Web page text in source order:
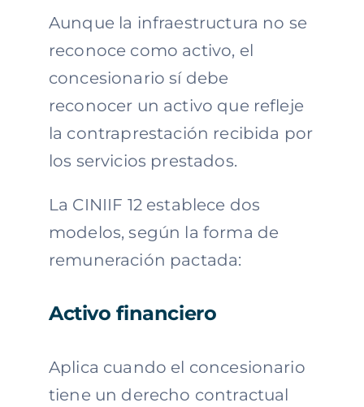
Aunque la infraestructura no se
reconoce como activo, el
concesionario sí debe
reconocer un activo que refleje
la contraprestación recibida por
los servicios prestados.
La CINIIF 12 establece dos
modelos, según la forma de
remuneración pactada:
Activo financiero
Aplica cuando el concesionario
tiene un derecho contractual